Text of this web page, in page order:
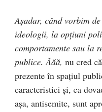
Așadar, când vorbim
ideologii, la opțiuni
comportamente sau la
publice. Ăăă, nu cred
prezente în spațiul
caracteristici și, ca
așa, antisemite, sunt